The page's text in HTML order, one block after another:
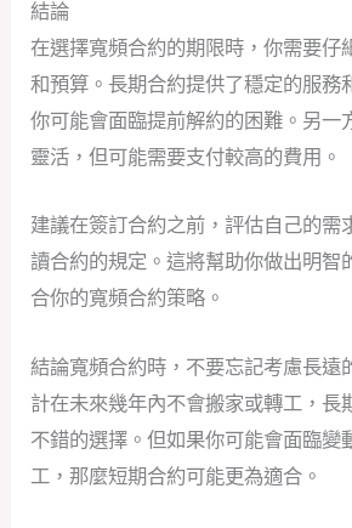
結論
在選擇寬頻合約的期限時，你需要仔
和預算。長期合約提供了穩定的服務
你可能會面臨提前解約的困難。另一
靈活，但可能需要支付較高的費用。
建議在簽訂合約之前，評估自己的需
讀合約的規定。這將幫助你做出明智
合你的寬頻合約策略。
結論寬頻合約時，不要忘記考慮長遠
計在未來幾年內不會搬家或轉工，長
不錯的選擇。但如果你可能會面臨變
工，那麼短期合約可能更為適合。